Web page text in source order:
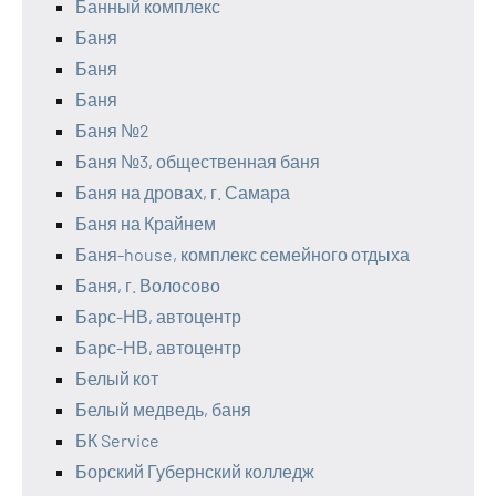
Банный комплекс
Баня
Баня
Баня
Баня №2
Баня №3, общественная баня
Баня на дровах, г. Самара
Баня на Крайнем
Баня-house, комплекс семейного отдыха
Баня, г. Волосово
Барс-НВ, автоцентр
Барс-НВ, автоцентр
Белый кот
Белый медведь, баня
БК Service
Борский Губернский колледж